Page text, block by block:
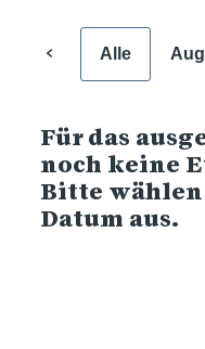
Alle Aug
Für das
noch keine
Bitte wählen
Datum aus.